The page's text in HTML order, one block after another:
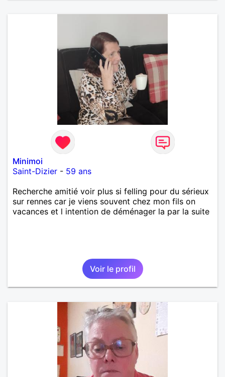
Minimoi
Saint-Dizier - 59 ans
Recherche amitié voir plus si felling pour du sérieux
sur rennes car je viens souvent chez mon fils on
vacances et l intention de déménager la par la suite
Voir le profil